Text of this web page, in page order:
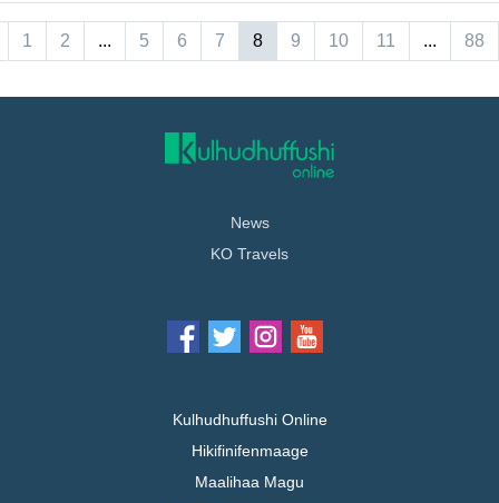
1 2 ... 5 6 7 8 9 10 11 ... 88
News
KO Travels
Kulhudhuffushi Online
Hikifinifenmaage
Maalihaa Magu